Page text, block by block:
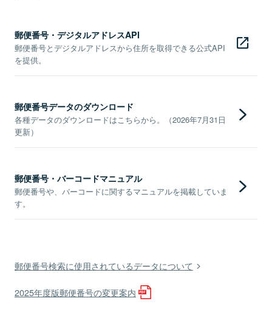
郵便番号・デジタルアドレスAPI
郵便番号とデジタルアドレスから住所を取得できる公式API
を提供。
郵便番号データのダウンロード
各種データのダウンロードはこちらから。（2026年7月31日
更新）
郵便番号・バーコードマニュアル
郵便番号や、バーコードに関するマニュアルを掲載していま
す。
郵便番号検索に使用されているデータについて
2025年度版郵便番号の変更案内